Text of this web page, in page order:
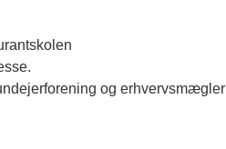
og erhvervsmægler